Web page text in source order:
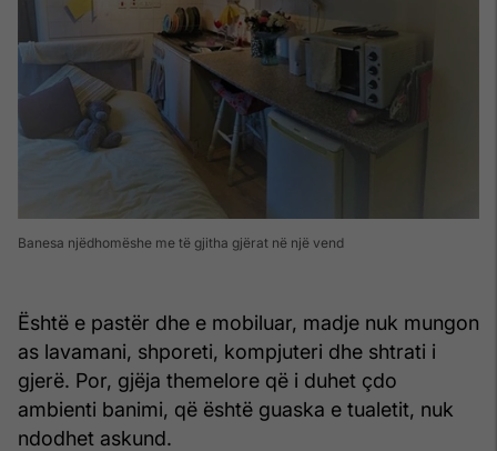
Banesa njëdhomëshe me të gjitha gjërat në një vend
Është e pastër dhe e mobiluar, madje nuk mungon
as lavamani, shporeti, kompjuteri dhe shtrati i
gjerë. Por, gjëja themelore që i duhet çdo
ambienti banimi, që është guaska e tualetit, nuk
ndodhet askund.